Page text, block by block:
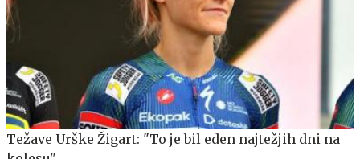
Težave Urške Žigart: "To je bil eden najtežjih dni na